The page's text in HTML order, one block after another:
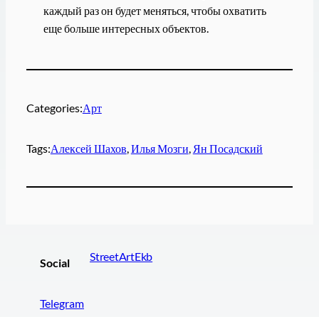
каждый раз он будет меняться, чтобы охватить
еще больше интересных объектов.
Categories:Арт
Tags:Алексей Шахов, Илья Мозги, Ян Посадский
Social
Telegram
StreetArtEkb